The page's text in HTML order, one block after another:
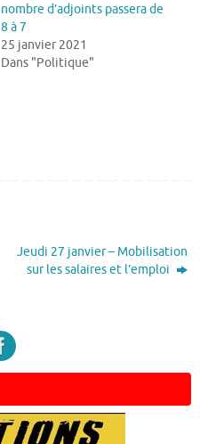
nombre d’adjoints passera de
8 à 7
25 janvier 2021
Dans "Politique"
Jeudi 27 janvier – Mobilisation
sur les salaires et l’emploi